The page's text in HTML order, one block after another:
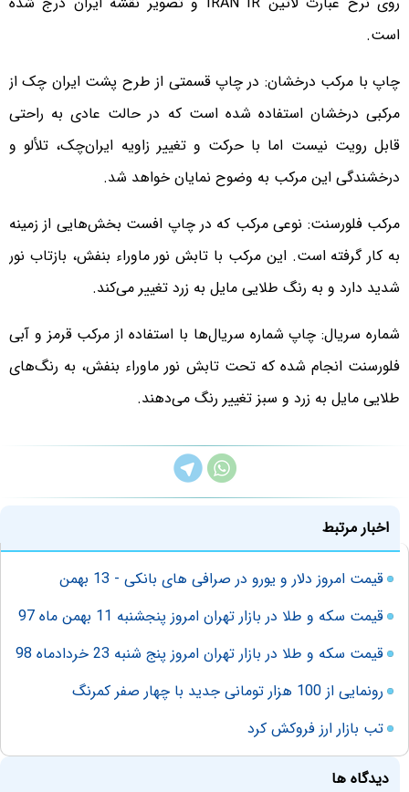
است.
چاپ با مرکب درخشان: در چاپ قسمتی از طرح پشت ایران چک از
مرکبی درخشان استفاده شده است که در حالت عادی به راحتی
قابل رویت نیست اما با حرکت و تغییر زاویه ایران‌چک، تلألو و
درخشندگی این مرکب به وضوح نمایان خواهد شد.
مرکب فلورسنت: نوعی مرکب که در چاپ افست بخش‌هایی از زمینه
به کار گرفته است. این مرکب با تابش نور ماوراء بنفش، بازتاب نور
شدید دارد و به رنگ طلایی مایل به زرد تغییر می‌کند.
شماره سریال: چاپ شماره سریال‌ها با استفاده از مرکب قرمز و آبی
فلورسنت انجام شده که تحت تابش نور ماوراء بنفش، به رنگ‌های
طلایی مایل به زرد و سبز تغییر رنگ می‌دهند.
اخبار مرتبط
قیمت امروز دلار و یورو در صرافی های بانکی - 13 بهمن
قیمت سکه و طلا در بازار تهران امروز پنجشنبه 11 بهمن ماه 97
قیمت سکه و طلا در بازار تهران امروز پنج شنبه 23 خردادماه 98
رونمایی از 100 هزار تومانی جدید با چهار صفر کمرنگ
تب بازار ارز فروکش کرد
دیدگاه ها